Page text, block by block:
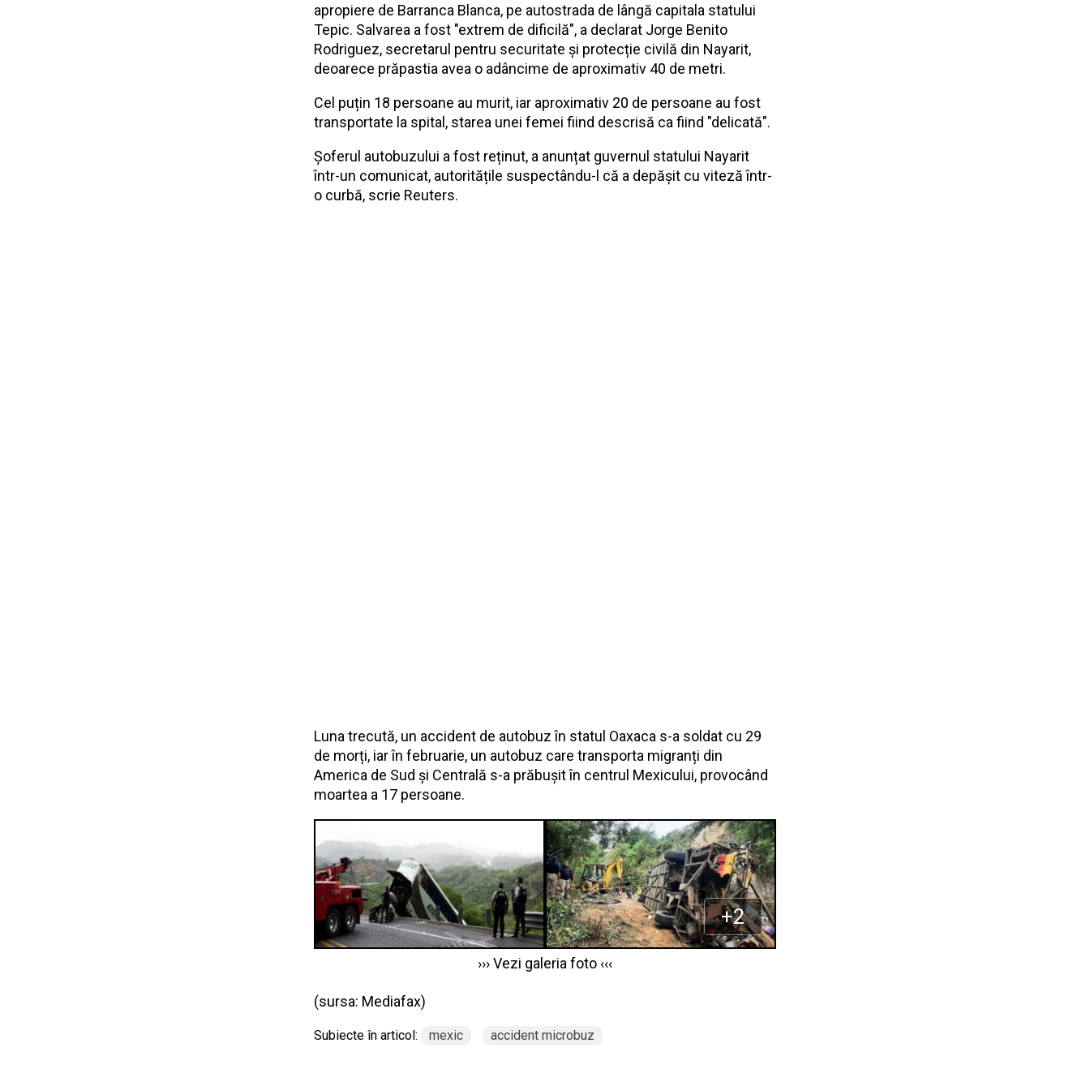
apropiere de Barranca Blanca, pe autostrada de lângă capitala statului
Tepic. Salvarea a fost "extrem de dificilă", a declarat Jorge Benito
Rodriguez, secretarul pentru securitate și protecție civilă din Nayarit,
deoarece prăpastia avea o adâncime de aproximativ 40 de metri.
Cel puțin 18 persoane au murit, iar aproximativ 20 de persoane au fost
transportate la spital, starea unei femei fiind descrisă ca fiind "delicată".
Șoferul autobuzului a fost reținut, a anunțat guvernul statului Nayarit
într-un comunicat, autoritățile suspectându-l că a depășit cu viteză într-
o curbă, scrie Reuters.
Luna trecută, un accident de autobuz în statul Oaxaca s-a soldat cu 29
de morți, iar în februarie, un autobuz care transporta migranți din
America de Sud și Centrală s-a prăbușit în centrul Mexicului, provocând
moartea a 17 persoane.
››› Vezi galeria foto ‹‹‹
(sursa: Mediafax)
Subiecte în articol: mexic accident microbuz